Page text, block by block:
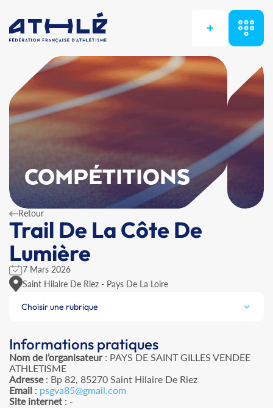
+
COMPÉTITIONS
Retour
Trail De La Côte De
Lumière
7 Mars 2026
Saint Hilaire De Riez - Pays De La Loire
Choisir une rubrique
Informations pratiques
Nom de l’organisateur: PAYS DE SAINT GILLES VENDEE
ATHLETISME
Adresse: Bp 82, 85270 Saint Hilaire De Riez
Email : psgva85@gmail.com
Site internet : -